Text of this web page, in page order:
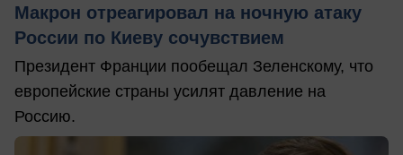
Макрон отреагировал на ночную атаку
России по Киеву сочувствием
Президент Франции пообещал Зеленскому, что
европейские страны усилят давление на
Россию.